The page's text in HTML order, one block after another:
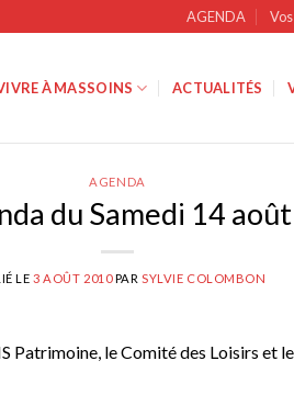
AGENDA
À MASSOINS ACTUALITÉS
AGENDA
du Samedi 14 août
LE3 AOÛT 2010 PAR SYLVIE COLOMBON
Patrimoine, le Comité des Loisirs et le